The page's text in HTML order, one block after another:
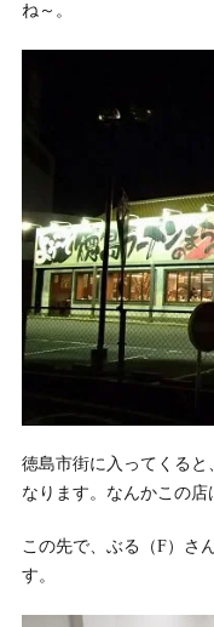
ね～。
徳島市街に入ってくる
なります。なんかこの店
この先で、ぶる（F）さ
す。